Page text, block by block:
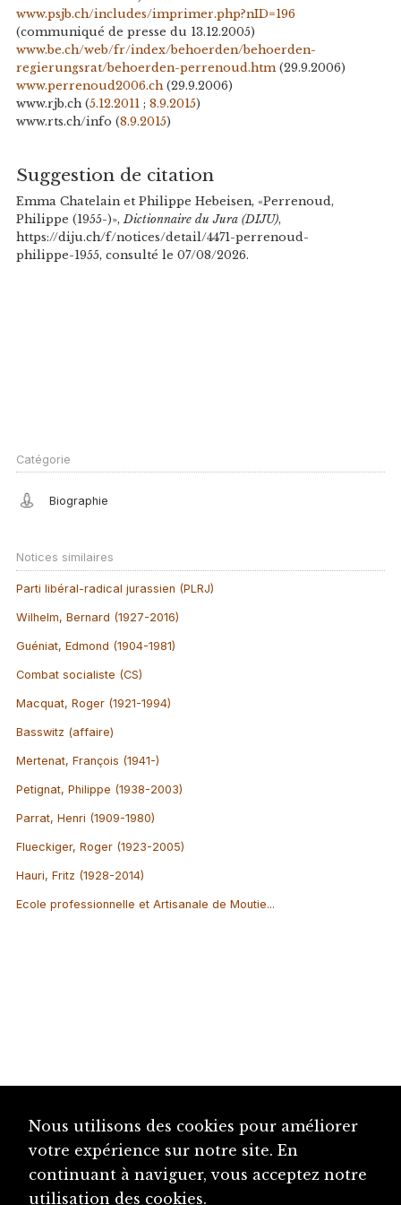
www.psjb.ch/includes/imprimer.php?nID=196
(communiqué de presse du 13.12.2005)
www.be.ch/web/fr/index/behoerden/behoerden-
regierungsrat/behoerden-perrenoud.htm(29.9.2006)
www.perrenoud2006.ch(29.9.2006)
www.rjb.ch (5.12.2011 ; 8.9.2015)
www.rts.ch/info (8.9.2015)
Suggestion de citation
Emma Chatelain et Philippe Hebeisen, «Perrenoud,
Philippe (1955-)»,Dictionnaire du Jura (DIJU),
https://diju.ch/f/notices/detail/4471-perrenoud-
philippe-1955, consulté le 07/08/2026.
Catégorie
Biographie
Notices similaires
Parti libéral-radical jurassien (PLRJ)
Wilhelm, Bernard (1927-2016)
Guéniat, Edmond (1904-1981)
Combat socialiste (CS)
Macquat, Roger (1921-1994)
Basswitz (affaire)
Mertenat, François (1941-)
Petignat, Philippe (1938-2003)
Parrat, Henri (1909-1980)
Flueckiger, Roger (1923-2005)
Hauri, Fritz (1928-2014)
Ecole professionnelle et Artisanale de Moutie...
Nous utilisons des cookies pour améliorer
votre expérience sur notre site. En
continuant à naviguer, vous acceptez notre
utilisation des cookies.